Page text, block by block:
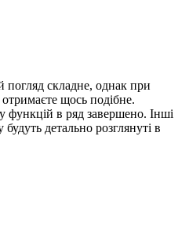
погляд складне, однак при
щось подібне.
функцій в ряд завершено. Інші
детально розглянуті в